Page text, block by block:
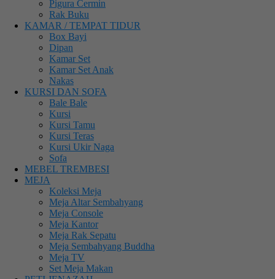
Pigura Cermin
Rak Buku
KAMAR / TEMPAT TIDUR
Box Bayi
Dipan
Kamar Set
Kamar Set Anak
Nakas
KURSI DAN SOFA
Bale Bale
Kursi
Kursi Tamu
Kursi Teras
Kursi Ukir Naga
Sofa
MEBEL TREMBESI
MEJA
Koleksi Meja
Meja Altar Sembahyang
Meja Console
Meja Kantor
Meja Rak Sepatu
Meja Sembahyang Buddha
Meja TV
Set Meja Makan